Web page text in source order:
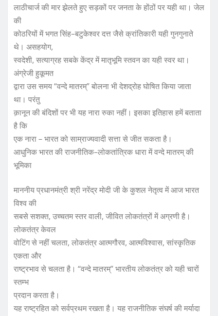
लाठीचार्ज की मार झेलते हुए सड़कों पर जनता के होंठों पर यही था। जेल
की
कोठरियों में भगत सिंह–बटुकेश्वर दत्त जैसे क्रांतिकारी यही गुनगुनाते
थे। असहयोग,
स्वदेशी, सत्याग्रह सबके केंद्र में मातृभूमि स्तवन का यही स्वर था।
अंग्रेजी हुकूमत
द्वारा उस समय “वन्दे मातरम्” बोलना भी देशद्रोह घोषित किया जाता
था। परंतु
क़ानून की बंदिशों पर भी यह नारा रुका नहीं। इसका इतिहास हमें बताता
है कि
एक नारा – भारत को साम्राज्यवादी सत्ता से जीत सकता है।
आधुनिक भारत की राजनीतिक–लोकतांत्रिक धारा में वन्दे मातरम् की
भूमिका
माननीय प्रधानमंत्री श्री नरेंद्र मोदी जी के कुशल नेतृत्व में आज भारत
विश्व की
सबसे सशक्त, उच्चतम स्तर वाली, जीवित लोकतंत्रों में अग्रणी है।
लोकतंत्र केवल
वोटिंग से नहीं चलता, लोकतंत्र आत्मगौरव, आत्मविश्वास, सांस्कृतिक
एकता और
राष्ट्रभाव से चलता है। “वन्दे मातरम्” भारतीय लोकतंत्र को यही चारों
स्तम्भ
प्रदान करता है।
यह राष्ट्रहित को सर्वप्रथम रखता है। यह राजनीतिक संघर्ष की मर्यादा